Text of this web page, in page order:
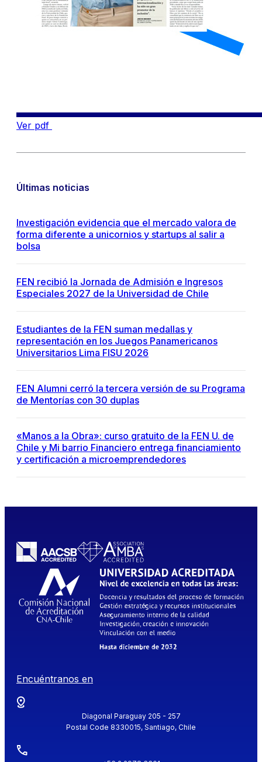
Ver pdf
Últimas noticias
Investigación evidencia que el mercado valora de
forma diferente a unicornios y startups al salir a
bolsa
FEN recibió la Jornada de Admisión e Ingresos
Especiales 2027 de la Universidad de Chile
Estudiantes de la FEN suman medallas y
representación en los Juegos Panamericanos
Universitarios Lima FISU 2026
FEN Alumni cerró la tercera versión de su Programa
de Mentorías con 30 duplas
«Manos a la Obra»: curso gratuito de la FEN U. de
Chile y Mi barrio Financiero entrega financiamiento
y certificación a microemprendedores
Encuéntranos en
Diagonal Paraguay 205 - 257
Postal Code 8330015, Santiago, Chile